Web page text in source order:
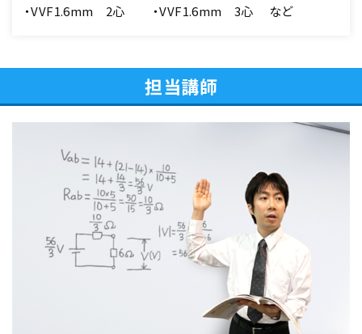
・VVF1.6mm 2心 ・VVF1.6mm 3心 など
担当講師